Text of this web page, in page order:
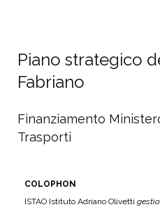
Piano strategico
Fabriano
Finanziamento
Trasporti
COLOPHON
ISTAO Istituto Adriano Olivetti